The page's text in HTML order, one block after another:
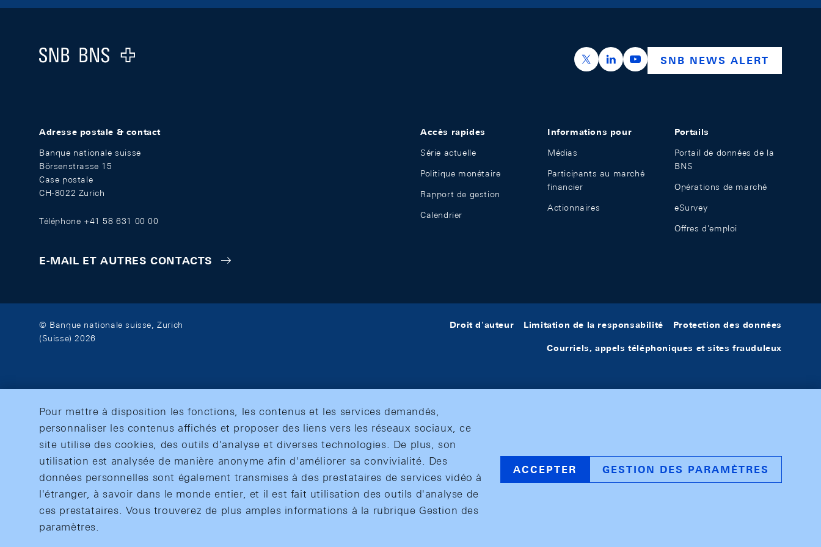
Logo
https://x.com/snb_bns
https://ch.linkedin.com/company/swiss-
https://www.youtube.com/
SNB NEWS ALERT
Adresse postale & contact
Banque nationale suisse
Börsenstrasse 15
Case postale
CH-8022 Zurich
Téléphone +41 58 631 00 00
E-MAIL ET AUTRES CONTACTS
Accès rapides
Série actuelle
Politique monétaire
Rapport de gestion
Calendrier
Informations pour
Médias
Participants au marché
financier
Actionnaires
Portails
Portail de données de la
BNS
Opérations de marché
eSurvey
Offres d'emploi
© Banque nationale suisse, Zurich
(Suisse) 2026
Droit d'auteur Limitation de la responsabilité Protection des données
Courriels, appels téléphoniques et sites frauduleux
Pour mettre à disposition les fonctions, les contenus et les services demandés,
personnaliser les contenus affichés et proposer des liens vers les réseaux sociaux, ce
site utilise des cookies, des outils d'analyse et diverses technologies. De plus, son
utilisation est analysée de manière anonyme afin d'améliorer sa convivialité. Des
données personnelles sont également transmises à des prestataires de services vidéo à
l'étranger, à savoir dans le monde entier, et il est fait utilisation des outils d'analyse de
ces prestataires. Vous trouverez de plus amples informations à la rubrique Gestion des
paramètres.
ACCEPTER GESTION DES PARAMÈTRES